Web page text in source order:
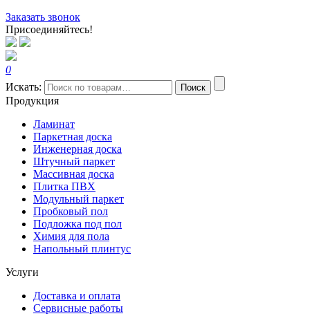
Заказать звонок
Присоединяйтесь!
0
Искать:
Поиск
Продукция
Ламинат
Паркетная доска
Инженерная доска
Штучный паркет
Массивная доска
Плитка ПВХ
Модульный паркет
Пробковый пол
Подложка под пол
Химия для пола
Напольный плинтус
Услуги
Доставка и оплата
Сервисные работы